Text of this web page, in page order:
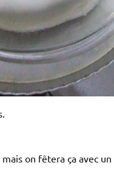
on fêtera ça avec